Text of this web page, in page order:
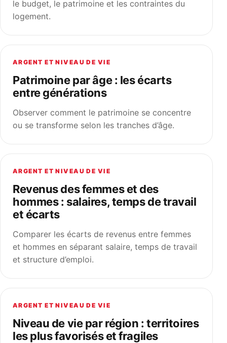
le budget, le patrimoine et les contraintes du
logement.
ARGENT ET NIVEAU DE VIE
Patrimoine par âge : les écarts
entre générations
Observer comment le patrimoine se concentre
ou se transforme selon les tranches d’âge.
ARGENT ET NIVEAU DE VIE
Revenus des femmes et des
hommes : salaires, temps de travail
et écarts
Comparer les écarts de revenus entre femmes
et hommes en séparant salaire, temps de travail
et structure d’emploi.
ARGENT ET NIVEAU DE VIE
Niveau de vie par région : territoires
les plus favorisés et fragiles